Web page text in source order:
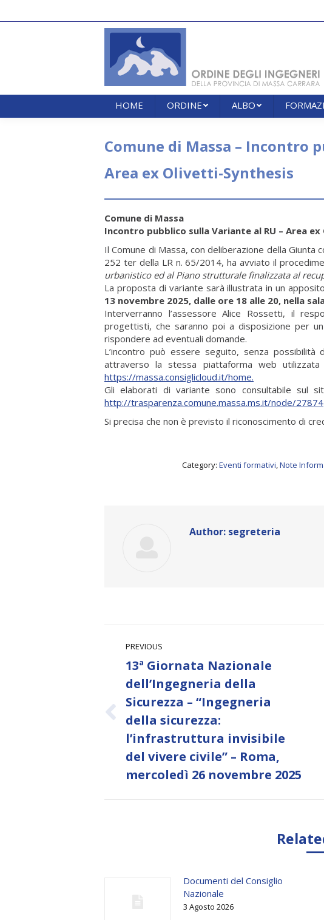
HOME ORDINE ALBO
Comune di Massa – Incontro
Area ex Olivetti-Synthesis
Comune di Massa
Incontro pubblico sulla Variante al RU – Area
Il Comune di Massa, con deliberazione della
252 ter della LR n. 65/2014, ha avviato il
urbanistico ed al Piano strutturale finalizzata al
La proposta di variante sarà illustrata in un apposito
13 novembre 2025, dalle ore 18 alle 20, nella
Interverranno l’assessore Alice Rossetti, il
progettisti, che saranno poi a disposizione per
rispondere ad eventuali domande.
L’incontro può essere seguito, senza
attraverso la stessa piattaforma web
https://massa.consiglicloud.it/home.
Gli elaborati di variante sono consultabile sul
http://trasparenza.comune.massa.ms.it/node/27874
Si precisa che non è previsto il riconoscimento di
Category: Eventi formativi,Note
Author: segreteria
navigation
PREVIOUS
Previous
13ª Giornata Nazionale
dell’Ingegneria della
Sicurezza – “Ingegneria
della sicurezza:
l’infrastruttura invisibile
del vivere civile” – Roma,
mercoledì 26 novembre 2025
Documenti del Consiglio
Nazionale
3 Agosto 2026